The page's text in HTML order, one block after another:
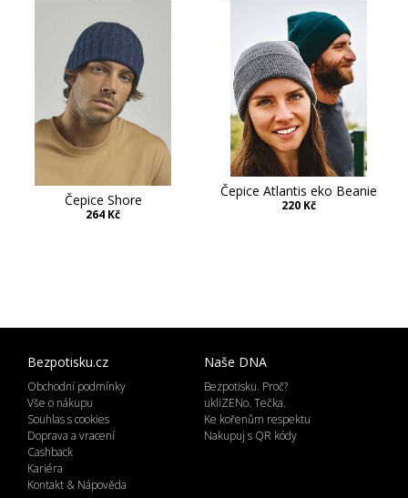
Čepice Shore
264 Kč
Čepice Atlantis eko Beanie
220 Kč
Bezpotisku.cz
Obchodní podmínky
Vše o nákupu
Souhlas s cookies
Doprava a vracení
Cashback
Kariéra
Kontakt & Nápověda
Naše DNA
Bezpotisku. Proč?
ukliZENo. Tečka.
Ke kořenům respektu
Nakupuj s QR kódy